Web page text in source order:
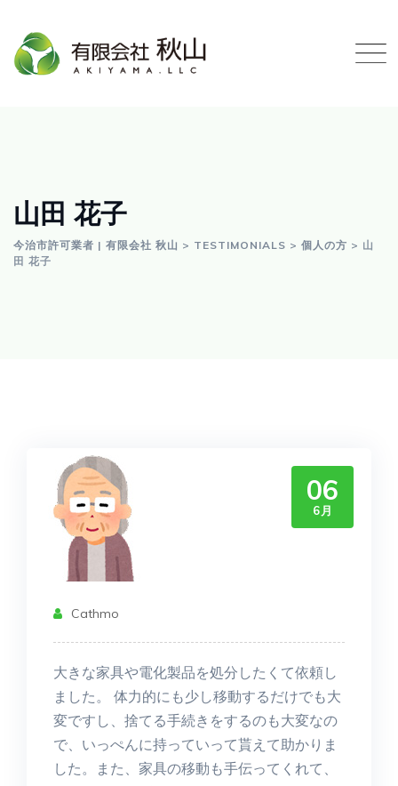
content
山田 花子
今治市許可業者 | 有限会社 秋山 > TESTIMONIALS > 個人の方 > 山
田 花子
06
6月
Cathmo
大きな家具や電化製品を処分したくて依頼し
ました。 体力的にも少し移動するだけでも大
変ですし、捨てる手続きをするのも大変なの
で、いっぺんに持っていって貰えて助かりま
した。また、家具の移動も手伝ってくれて、